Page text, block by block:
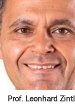
Prof. Leonhard Zintl